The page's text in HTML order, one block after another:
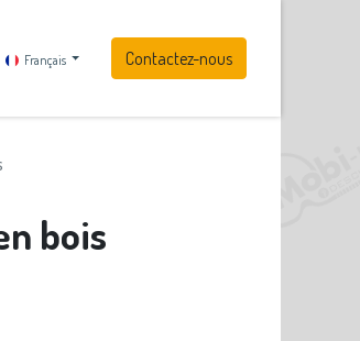
Français Contactez-nous
bois